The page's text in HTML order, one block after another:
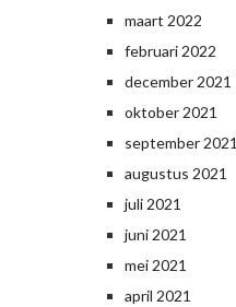
maart 2022
februari 2022
december 2021
oktober 2021
september 2021
augustus 2021
juli 2021
juni 2021
mei 2021
april 2021